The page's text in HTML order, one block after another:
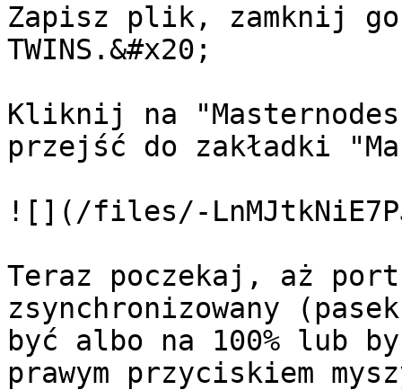
Zapisz plik, zamknij
TWINS.&#x20;
Kliknij na
przejść do zakładki
![](/files/-
Teraz poczekaj, aż
zsynchronizowany
być albo na 100% lub
prawym przyciskiem